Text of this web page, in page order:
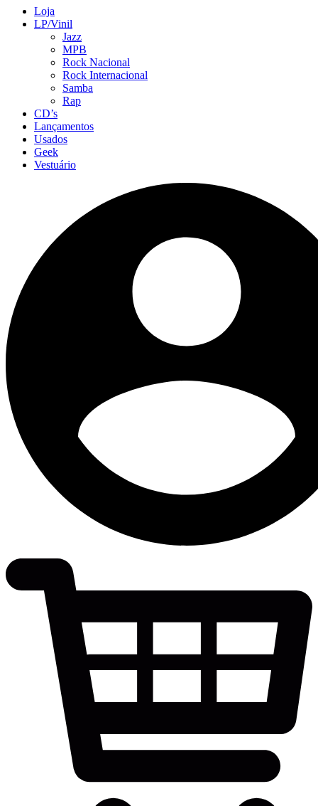
Loja
LP/Vinil
Jazz
MPB
Rock Nacional
Rock Internacional
Samba
Rap
CD’s
Lançamentos
Usados
Geek
Vestuário